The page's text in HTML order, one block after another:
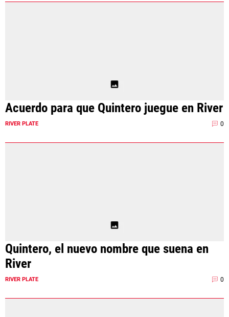
Acuerdo para que Quintero juegue en River
RIVER PLATE 0
Quintero, el nuevo nombre que suena en
River
RIVER PLATE 0